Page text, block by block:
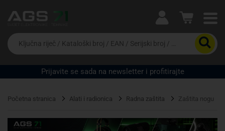
Ova postavka prilagođava asortiman proizvoda i
cijene vašim potrebama.
Da
biste
potražili
proizvod,
unesite
riječ,
EAN
Prijavite se sada na newsletter i profitirajte
Početna stranica Alati i radionica Radna zaštita Zaštita nogu